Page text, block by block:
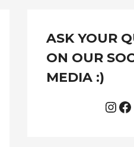
ASK YOUR
ON OUR
MEDIA :)
a
t
e